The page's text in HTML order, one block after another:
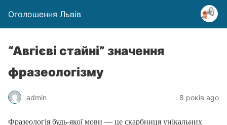
Оголошення Львів
“Авгієві стайні” значення
фразеологізму
admin 8 років ago
Фразеологія будь-якої мови — це скарбниця унікальних